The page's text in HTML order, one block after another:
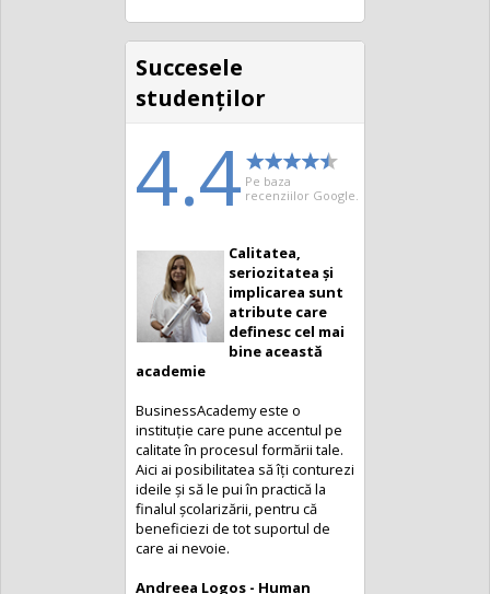
Succesele
studenţilor
4.4 Pe baza
recenziilor Google.
Calitatea,
seriozitatea și
implicarea sunt
atribute care
definesc cel mai
bine această
academie
BusinessAcademy este o
instituție care pune accentul pe
calitate în procesul formării tale.
Aici ai posibilitatea să îți conturezi
ideile și să le pui în practică la
finalul școlarizării, pentru că
beneficiezi de tot suportul de
care ai nevoie.
Andreea Logos - Human